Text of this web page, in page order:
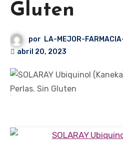
Gluten
por LA-MEJOR-
abril 20, 2023